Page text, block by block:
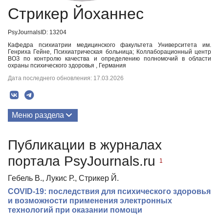
Стрикер Йоханнес
PsyJournalsID: 13204
Кафедра психиатрии медицинского факультета Университета им.
Генриха Гейне, Психиатрическая больница; Коллаборационный центр
ВОЗ по контролю качества и определению полномочий в области
охраны психического здоровья , Германия
Дата последнего обновления: 17.03.2026
Меню раздела
Публикации в журналах
портала PsyJournals.ru
1
Гебель В., Лукис Р., Стрикер Й.
COVID-19: последствия для психического здоровья
и возможности применения электронных
технологий при оказании помощи